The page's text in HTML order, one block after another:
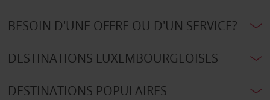
BESOIN D'UNE OFFRE OU D'UN SERVICE?
DESTINATIONS LUXEMBOURGEOISES
DESTINATIONS POPULAIRES